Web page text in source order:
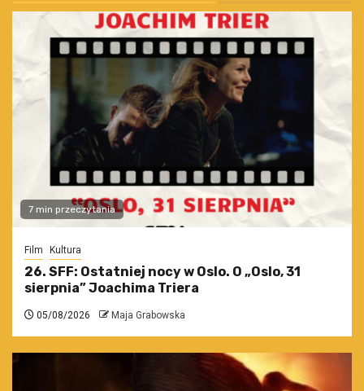
7 min przeczytania
Film Kultura
26. SFF: Ostatniej nocy w Oslo. O „Oslo, 31
sierpnia” Joachima Triera
05/08/2026 Maja Grabowska